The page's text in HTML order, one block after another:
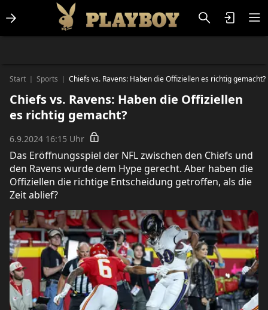
Start | Sports | Chiefs vs. Ravens: Haben die Offiziellen es richtig gemacht?
Chiefs vs. Ravens: Haben die Offiziellen
es richtig gemacht?
6.9.2024 16:15 Uhr
Das Eröffnungsspiel der NFL zwischen den Chiefs und
den Ravens wurde dem Hype gerecht. Aber haben die
Offiziellen die richtige Entscheidung getroffen, als die
Zeit ablief?